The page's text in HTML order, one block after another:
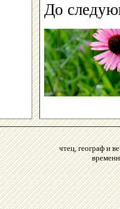
До
чтец, географ и